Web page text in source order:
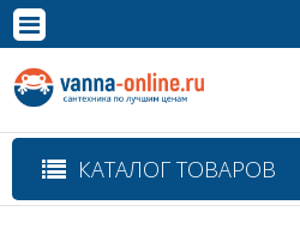
Полная версия сайта
КАТАЛОГ ТОВАРОВ